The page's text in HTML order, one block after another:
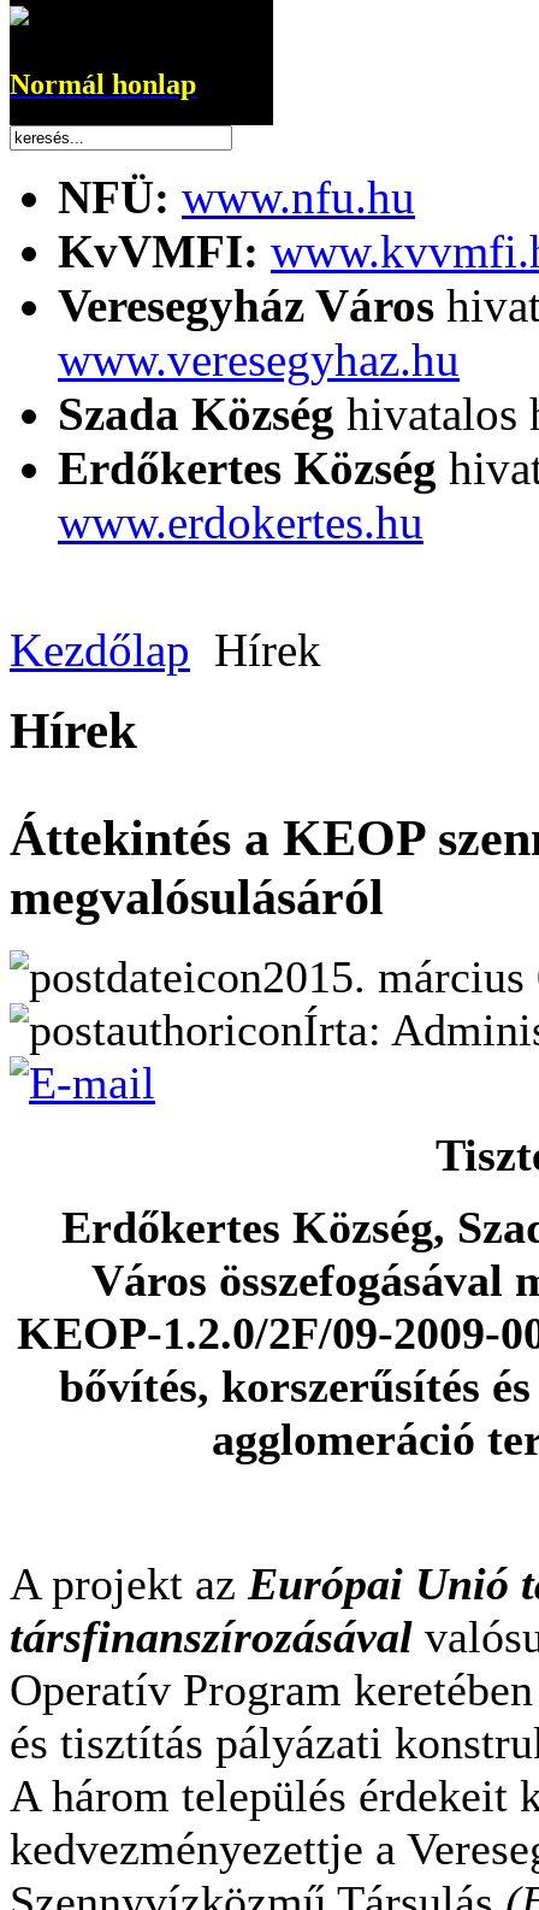
Normál honlap
NFÜ: www.nfu.hu
KvVMFI:
Veresegyház Város
www.veresegyhaz.hu
Szada Község hivatalos
Erdőkertes Község
www.erdokertes.hu
Kezdőlap Hírek
Hírek
Áttekintés a KEOP
megvalósulásáról
2015.
Írta:
Erdőkertes Község,
Város összefogásával
KEOP-1.2.0/2F/09-2009-
bővítés, korszerűsítés
agglomeráció
A projekt az Európai Unió
társfinanszírozásával
Operatív Program
és tisztítás pályázati
A három település érdekeit
kedvezményezettje a